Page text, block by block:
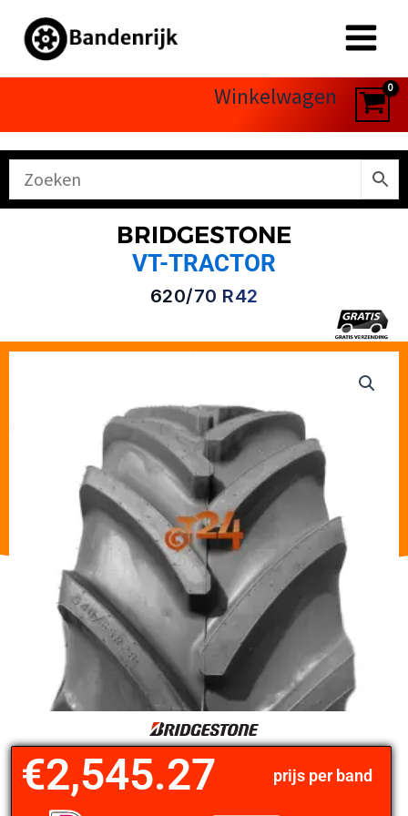
naar
Winkelwagen
BRIDGESTONE
VT-TRACTOR
620/70 R42
prijs per band
€2,545.27